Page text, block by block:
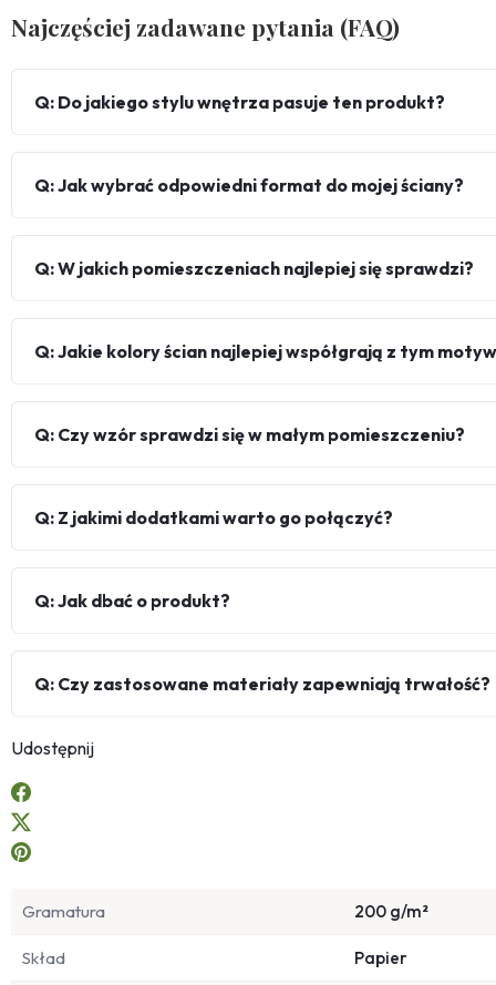
Najczęściej zadawane pytania (FAQ)
Q: Do jakiego stylu wnętrza pasuje ten produkt?
Q: Jak wybrać odpowiedni format do mojej ściany?
Q: W jakich pomieszczeniach najlepiej się sprawdzi?
Q: Jakie kolory ścian najlepiej współgrają z tym
Q: Czy wzór sprawdzi się w małym pomieszczeniu?
Q: Z jakimi dodatkami warto go połączyć?
Q: Jak dbać o produkt?
Q: Czy zastosowane materiały zapewniają trwałość?
Udostępnij
Gramatura 200 g/m²
Skład Papier